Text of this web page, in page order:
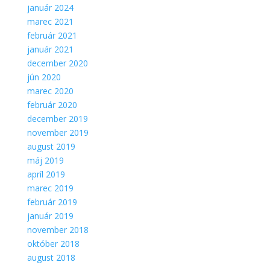
január 2024
marec 2021
február 2021
január 2021
december 2020
jún 2020
marec 2020
február 2020
december 2019
november 2019
august 2019
máj 2019
apríl 2019
marec 2019
február 2019
január 2019
november 2018
október 2018
august 2018